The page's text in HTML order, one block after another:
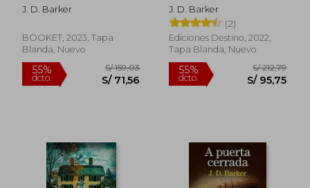
55% 55%
dcto.
J. D. Barker
BOOKET, 2023, Tapa
Blanda, Nuevo
J. D. Barker
(2)
Ediciones Destino, 2022,
Tapa Blanda, Nuevo